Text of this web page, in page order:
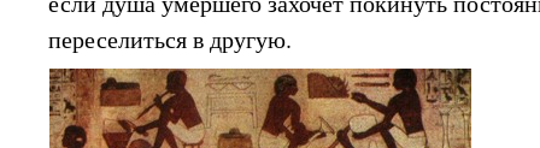
переселиться в другую.